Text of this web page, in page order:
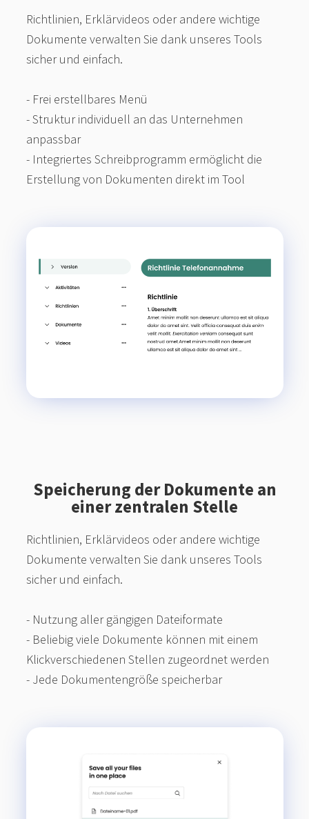
Richtlinien, Erklärvideos oder andere wichtige
Dokumente verwalten Sie dank unseres Tools
sicher und einfach.
- Frei erstellbares Menü
- Struktur individuell an das Unternehmen
anpassbar
- Integriertes Schreibprogramm ermöglicht die
Erstellung von Dokumenten direkt im Tool
Speicherung der Dokumente an
einer zentralen Stelle
Richtlinien, Erklärvideos oder andere wichtige
Dokumente verwalten Sie dank unseres Tools
sicher und einfach.
- Nutzung aller gängigen Dateiformate
- Beliebig viele Dokumente können mit einem
Klickverschiedenen Stellen zugeordnet werden
- Jede Dokumentengröße speicherbar